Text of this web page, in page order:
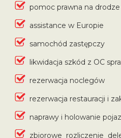
pomoc prawna na drodze
assistance w Europie
samochód zastępczy
likwidacja szkód z OC
rezerwacja noclegów
rezerwacja restauracji i
naprawy i holowanie
zbiorowe rozliczenie